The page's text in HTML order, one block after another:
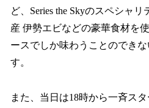
ど、Series the Skyのスペシャ
産 伊勢エビなどの豪華⾷材を
ースでしか味わうことのでき
す。
また、当日は18時から一斉ス